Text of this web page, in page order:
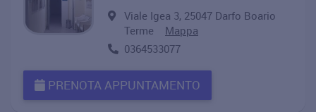
Viale Igea 3, 25047 Darfo Boario
Terme Mappa
0364533077
PRENOTA APPUNTAMENTO